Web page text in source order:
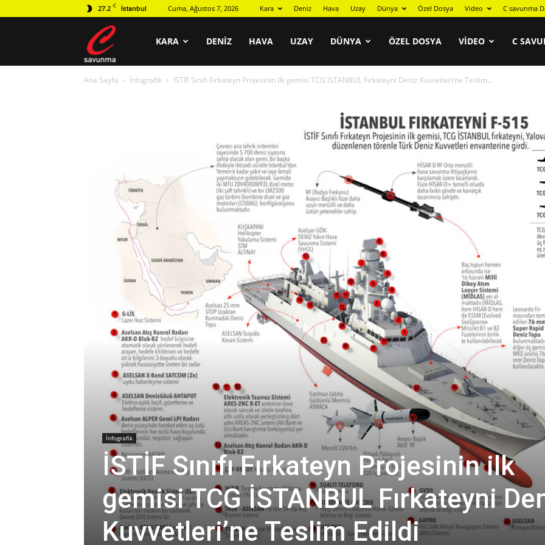
27.2 C İstanbul Cuma, Ağustos 7, 2026 Kara Deniz Hava Uzay Dünya Özel Dosya Video C savunma
KARA DENIZ HAVA UZAY DÜNYA ÖZEL DOSYA VIDEO C
Ana Sayfa İnfografik İSTİF Sınıfı Fırkateyn Projesinin ilk gemisi TCG İSTANBUL Fırkateyni Deniz Kuvvetleri’ne Teslim...
İnfografik
İSTİF Sınıfı Fırkateyn Projesinin ilk
gemisi TCG İSTANBUL Fırkateyni
Kuvvetleri’ne Teslim Edildi